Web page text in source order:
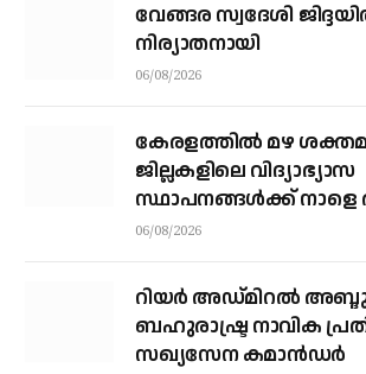
വേങ്ങര സ്വദേശി
നിര്യാതനായി
06/08/2026
കേരളത്തില്‍ മഴ
ജില്ലകളിലെ വിദ്യാഭ്യാസ
സ്ഥാപനങ്ങള്‍ക്ക് നാളെ
06/08/2026
റിയര്‍ അഡ്മിറല്‍
ബഹുരാഷ്ട്ര നാവിക
സഖ്യസേന കമാന്‍ഡര്‍